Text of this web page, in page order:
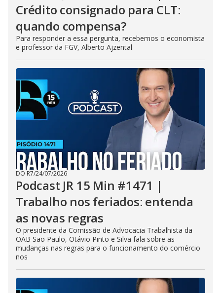
Crédito consignado para CLT:
quando compensa?
Para responder a essa pergunta, recebemos o economista
e professor da FGV, Alberto Ajzental
DO R7/24/07/2026
Podcast JR 15 Min #1471 |
Trabalho nos feriados: entenda
as novas regras
O presidente da Comissão de Advocacia Trabalhista da
OAB São Paulo, Otávio Pinto e Silva fala sobre as
mudanças nas regras para o funcionamento do comércio
nos